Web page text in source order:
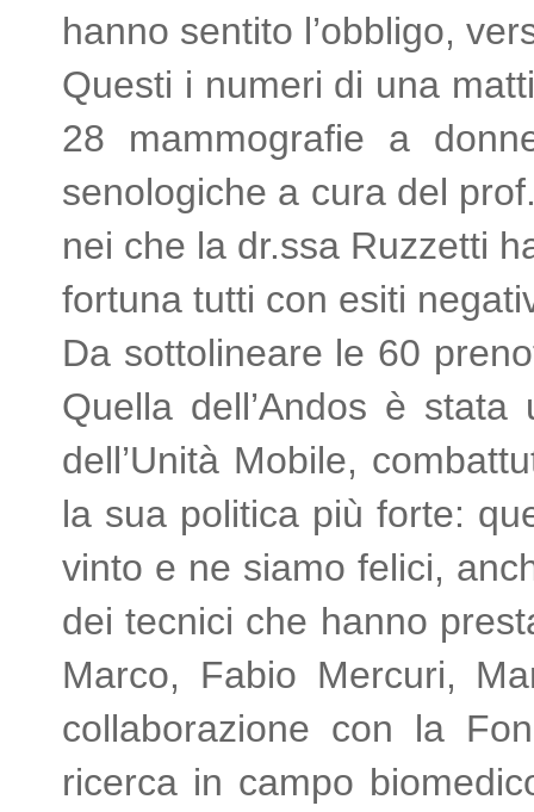
hanno sentito l’obbligo,
Questi i numeri di una
28 mammografie a
senologiche a cura del
nei che la dr.ssa Ruzzetti
fortuna tutti con esiti
Da sottolineare le 60
Quella dell’Andos è
dell’Unità Mobile,
la sua politica più forte:
vinto e ne siamo felici,
dei tecnici che hanno
Marco, Fabio Mercuri,
collaborazione con la
ricerca in campo